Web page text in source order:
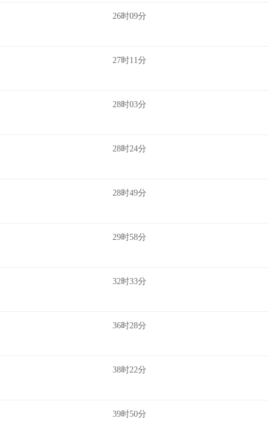
26时09分
27时11分
28时03分
28时24分
28时49分
29时58分
32时33分
36时28分
38时22分
39时50分